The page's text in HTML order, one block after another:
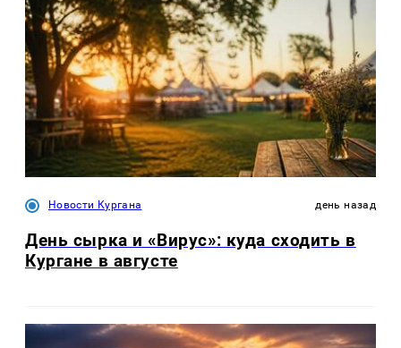
Новости Кургана день назад
День сырка и «Вирус»: куда сходить в
Кургане в августе